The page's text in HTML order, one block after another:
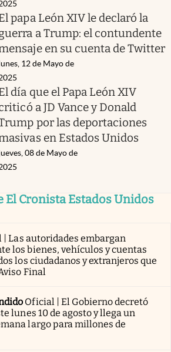
papa León XIV le declaró la
a Trump: el contundente
en su cuenta de Twitter
12 de Mayo de
día que el Papa León XIV
a JD Vance y Donald
por las deportaciones
en Estados Unidos
08 de Mayo de
El Cronista Estados Unidos
| Las autoridades embargan
los bienes, vehículos y cuentas
los ciudadanos y extranjeros que
Final
Oficial | El Gobierno decretó
lunes 10 de agosto y llega un
largo para millones de